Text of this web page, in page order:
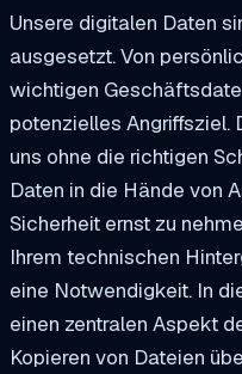
Unsere digitalen Daten
ausgesetzt. Von
wichtigen
potenzielles Angriffsziel.
uns ohne die richtigen
Daten in die Hände von
Sicherheit ernst zu
Ihrem technischen
eine Notwendigkeit. In
einen zentralen Aspekt
Kopieren von Dateien